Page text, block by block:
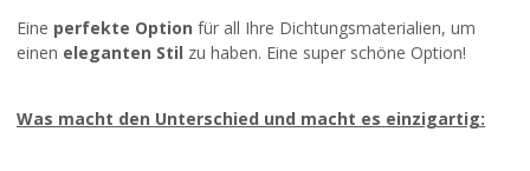
Eine perfekte Option für all Ihre Dichtungsmaterialien, um
einen eleganten Stil zu haben. Eine super schöne Option!
Was macht den Unterschied und macht es einzigartig: